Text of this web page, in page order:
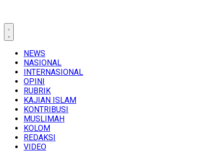
NEWS
NASIONAL
INTERNASIONAL
OPINI
RUBRIK
KAJIAN ISLAM
KONTRIBUSI
MUSLIMAH
KOLOM
REDAKSI
VIDEO